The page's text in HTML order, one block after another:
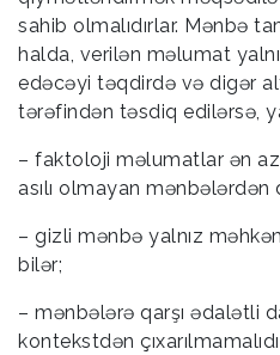
sahib olmalıdırlar. Mənbə
halda, verilən məlumat
edəcəyi təqdirdə və digər
tərəfindən təsdiq edilərsə,
– faktoloji məlumatlar ən
asılı olmayan
– gizli mənbə yalnız
bilər;
– mənbələrə qarşı ədalətli
kontekstdən